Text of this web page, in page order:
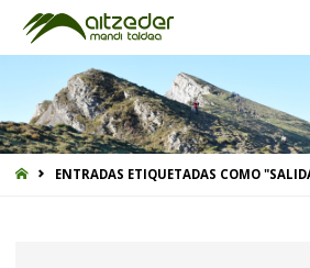
INICIOENTRADAS ETIQUETADAS COMO